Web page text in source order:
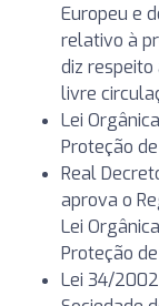
Europeu e
relativo à
diz
livre
Lei
Proteção de
Real
aprova o
Lei
Proteção de
Lei 34/